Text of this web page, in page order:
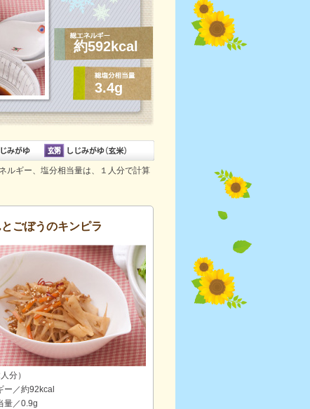
約592kcal
3.4g
ルギー、塩分相当量は、１人分で計算
ごぼうのキンピラ
分）
ー／約92kcal
量／0.9g